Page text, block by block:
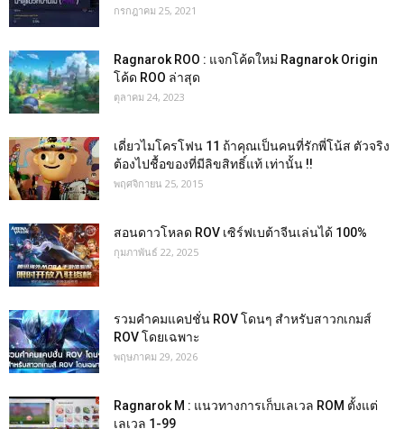
กรกฎาคม 25, 2021
Ragnarok ROO : แจกโค้ดใหม่ Ragnarok Origin
โค้ด ROO ล่าสุด
ตุลาคม 24, 2023
เดี่ยวไมโครโฟน 11 ถ้าคุณเป็นคนที่รักพี่โน้ส ตัวจริง
ต้องไปชื้อของที่มีลิขสิทธิ์แท้ เท่านั้น !!
พฤศจิกายน 25, 2015
สอนดาวโหลด ROV เซิร์ฟเบต้าจีนเล่นได้ 100%
กุมภาพันธ์ 22, 2025
รวมคำคมแคปชั่น ROV โดนๆ สำหรับสาวกเกมส์
ROV โดยเฉพาะ
พฤษภาคม 29, 2026
Ragnarok M : แนวทางการเก็บเลเวล ROM ตั้งแต่
เลเวล 1-99